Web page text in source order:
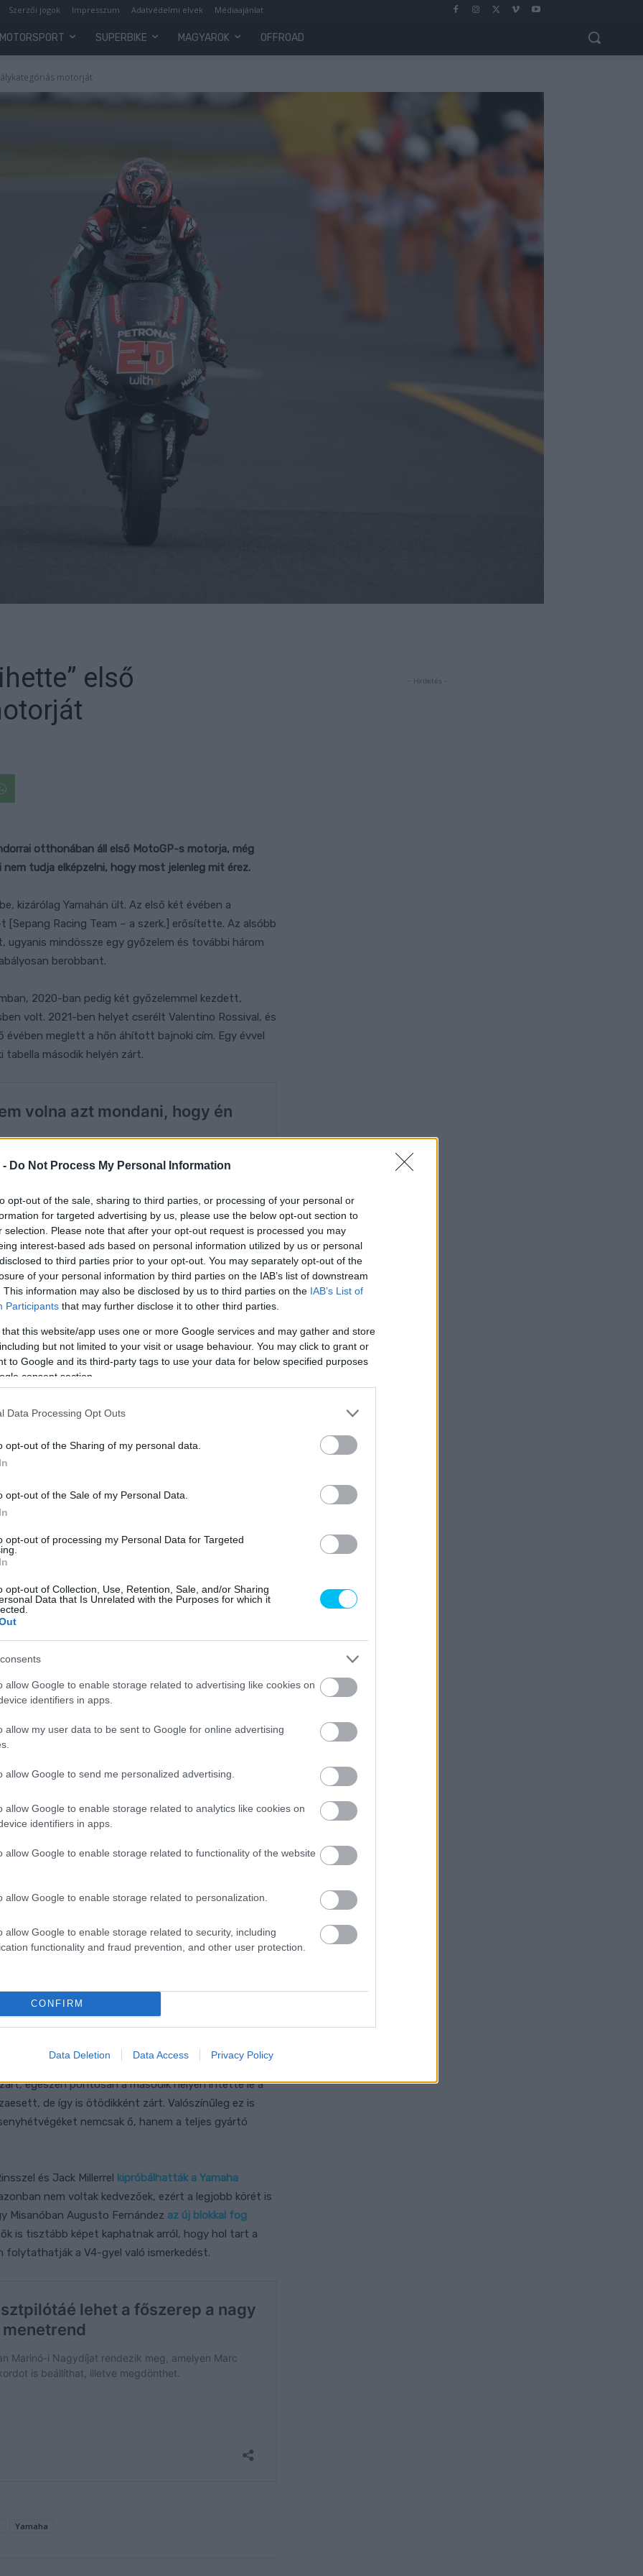
- Do Not Process My Personal Information
opt-out of the sale, sharing to third parties, or processing of your personal or
for targeted advertising by us, please use the below opt-out section to
selection. Please note that after your opt-out request is processed you may
interest-based ads based on personal information utilized by us or personal
to third parties prior to your opt-out. You may separately opt-out of the
of your personal information by third parties on the IAB’s list of downstream
This information may also be disclosed by us to third parties on the IAB’s List of
Participants that may further disclose it to other third parties.
that this website/app uses one or more Google services and may gather and store
but not limited to your visit or usage behaviour. You may click to grant or
to Google and its third-party tags to use your data for below specified purposes
consent section.
Data Processing Opt Outs
opt-out of the Sharing of my personal data.
opt-out of the Sale of my Personal Data.
opt-out of processing my Personal Data for Targeted
opt-out of Collection, Use, Retention, Sale, and/or Sharing
Data that Is Unrelated with the Purposes for which it
allow Google to enable storage related to advertising like cookies on
identifiers in apps.
allow my user data to be sent to Google for online advertising
allow Google to send me personalized advertising.
allow Google to enable storage related to analytics like cookies on
identifiers in apps.
allow Google to enable storage related to functionality of the website
allow Google to enable storage related to personalization.
allow Google to enable storage related to security, including
functionality and fraud prevention, and other user protection.
CONFIRM
Data Deletion Data Access Privacy Policy
Szerzői jogok Impresszum Adatvédelmi elvek Médiaajánlat
MOTORSPORT SUPERBIKE MAGYAROK OFFROAD
motorját
első
otthonában áll első MotoGP-s motorja, még
tudja elképzelni, hogy most jelenleg mit érez.
kizárólag Yamahán ült. Az első két évében a
Racing Team – a szerk.] erősítette. Az alsóbb
ugyanis mindössze egy győzelem és további három
berobbant.
2020-ban pedig két győzelemmel kezdett,
volt. 2021-ben helyet cserélt Valentino Rossival, és
évében meglett a hőn áhított bajnoki cím. Egy évvel
tabella második helyén zárt.
Ugyan a 2024-es szezonban többször is
de végül lojális maradt, és a felek2026-ig tartó
Quartararóval jövőre, az viszont szinte biztos,
a héten ugyanis andorrai otthonában landolt
M1-es, amelyről azóta több képet is publikált. „Az
jelent ez nekem” – fűzte hozzá a francia a
(@FABIOQUARTARARO20)
francia versenyző egyébként sem rossz napjait. A
Nagydíjon, ugyanis
egészen pontosan a második helyen intette le a
de így is ötödikként zárt. Valószínűleg ez is
nemcsak ő, hanem a teljes gyártó
és Jack Millerrel kipróbálhatták a Yamaha
nem voltak kedvezőek, ezért a legjobb körét is
Misanóban Augusto Fernández az új blokkal fog
is tisztább képet kaphatnak arról, hogy hol tart a
a V4-gyel való ismerkedést.
Yamaha
- Hirdetés -